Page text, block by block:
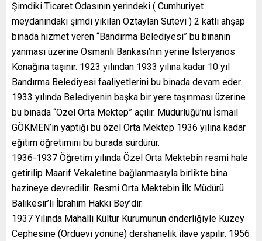
Şimdiki Ticaret Odasının yerindeki ( Cumhuriyet
meydanındaki şimdi yıkılan Öztaylan Sütevi ) 2 katlı ahşap
binada hizmet veren “Bandırma Belediyesi” bu binanın
yanması üzerine Osmanlı Bankası’nın yerine İsteryanos
Konağına taşınır. 1923 yılından 1933 yılına kadar 10 yıl
Bandırma Belediyesi faaliyetlerini bu binada devam eder.
1933 yılında Belediyenin başka bir yere taşınması üzerine
bu binada “Özel Orta Mektep” açılır. Müdürlüğü’nü İsmail
GÖKMEN’in yaptığı bu özel Orta Mektep 1936 yılına kadar
eğitim öğretimini bu burada sürdürür.
1936-1937 Öğretim yılında Özel Orta Mektebin resmi hale
getirilip Maarif Vekaletine bağlanmasıyla birlikte bina
hazineye devredilir. Resmi Orta Mektebin İlk Müdürü
Balıkesir’li İbrahim Hakkı Bey’dir.
1937 Yılında Mahalli Kültür Kurumunun önderliğiyle Kuzey
Cephesine (Orduevi yönüne) dershanelik ilave yapılır. 1956